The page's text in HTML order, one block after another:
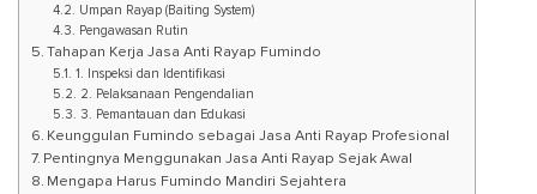
Umpan Rayap (Baiting System)
Pengawasan Rutin
Tahapan Kerja Jasa Anti Rayap Fumindo
1. Inspeksi dan Identifikasi
2. Pelaksanaan Pengendalian
3. Pemantauan dan Edukasi
Keunggulan Fumindo sebagai Jasa Anti Rayap Profesional
Pentingnya Menggunakan Jasa Anti Rayap Sejak Awal
Mengapa Harus Fumindo Mandiri Sejahtera